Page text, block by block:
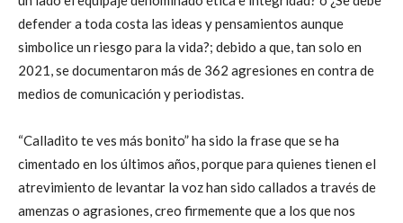
defender a toda costa las ideas y pensamientos aunque
simbolice un riesgo para la vida?; debido a que, tan solo en
2021, se documentaron más de 362 agresiones en contra de
medios de comunicación y periodistas.
“Calladito te ves más bonito” ha sido la frase que se ha
cimentado en los últimos años, porque para quienes tienen el
atrevimiento de levantar la voz han sido callados a través de
amenzas o agrasiones, creo firmemente que a los que nos